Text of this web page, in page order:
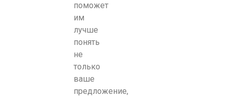
поможет
им
лучше
понять
не
только
ваше
предложение,